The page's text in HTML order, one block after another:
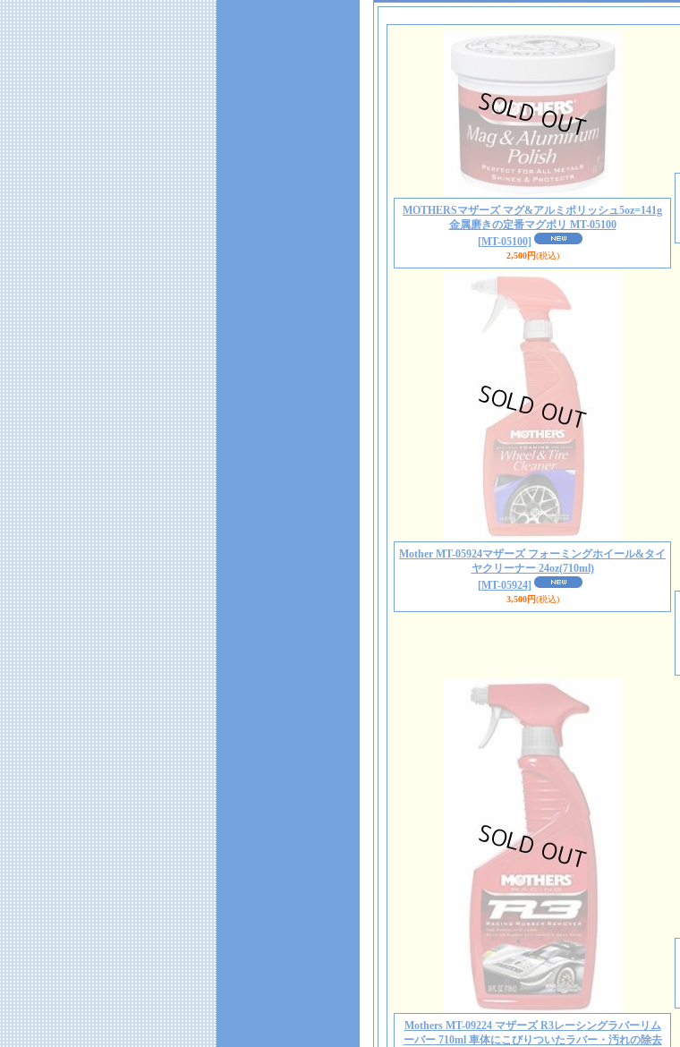
MOTHERSマザーズ マグ&アルミポリッシュ5oz=141g
金属磨きの定番マグポリ MT-05100
[MT-05100]
2,500円(税込)
Mother MT-05924マザーズ フォーミングホイール&タイ
ヤクリーナー 24oz(710ml)
[MT-05924]
3,500円(税込)
Mothers MT-09224 マザーズ R3レーシングラバーリム
ーバー 710ml 車体にこびりついたラバー・汚れの除去